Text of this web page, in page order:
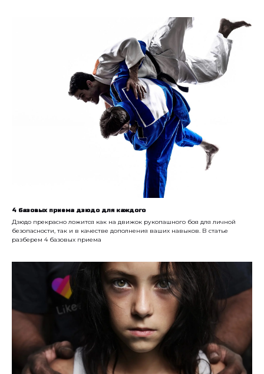
4 базовых приема дзюдо для каждого
Дзюдо прекрасно ложится как на движок рукопашного боя для личной
безопасности, так и в качестве дополнения ваших навыков. В статье
разберем 4 базовых приема